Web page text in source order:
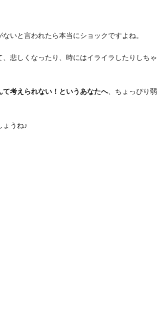
いと言われたら本当にショックですよね。
悲しくなったり、時にはイライラしたりしちゃ
考えられない！というあなたへ、ちょっぴり弱
ょうね♪